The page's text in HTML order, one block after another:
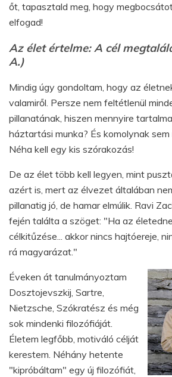
őt, tapasztald meg, hogy
elfogad!
Az élet értelme: A cél
A.)
Mindig úgy gondoltam, hogy az
valamiről. Persze nem feltétlenül
pillanatának, hiszen mennyire
háztartási munka? És komolynak sem
Néha kell egy kis szórakozás!
De az élet több kell legyen, mint
azért is, mert az élvezet általában
pillanatig jó, de hamar elmúlik. Ravi
fején találta a szöget: "Ha az
célkitűzése... akkor nincs hajtóereje,
rá magyarázat."
Éveken át tanulmányoztam
Dosztojevszkij, Sartre,
Nietzsche, Szókratész és még
sok mindenki filozófiáját.
Életem legfőbb, motiváló célját
kerestem. Néhány hetente
"kipróbáltam" egy új filozófiát,